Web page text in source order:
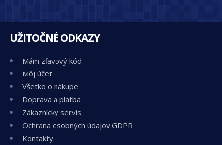
UŽITOČNÉ ODKAZY
Mám zľavový kód
Môj účet
Všetko o nákupe
Doprava a platba
Zákaznícky servis
Ochrana osobných údajov GDPR
Kontakty